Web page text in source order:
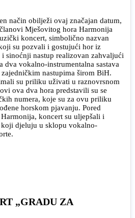
način obilježi ovaj značajan datum,
Mješovitog hora Harmonija
koncert, simbolično nazvan
su pozvali i gostujući hor iz
sinoćnji nastup realizovan zahvaljući
dva vokalno-instrumentalna sastava
nastupima širom BiH.
su priliku uživati u raznovrsnom
ova dva hora predstavili su se
numera, koje su za ovu priliku
horskom pjavanju. Pored
koncert su uljepšali i
djeluju u sklopu vokalno-
„GRADU ZA